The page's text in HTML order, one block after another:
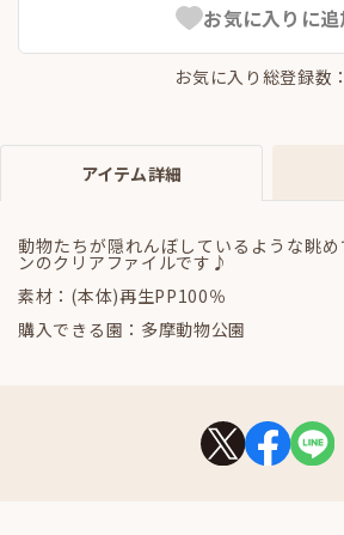
お気に入りに追
お気に入り総登録数：
アイテム詳細
動物たちが隠れんぼしているような眺
ンのクリアファイルです♪
素材：(本体)再生PP100％
購入できる園：多摩動物公園